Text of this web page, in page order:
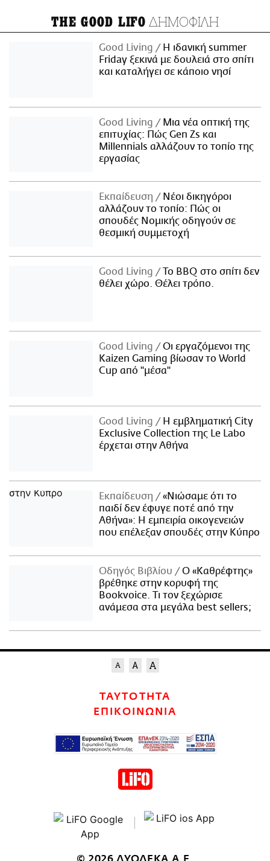
THE GOOD LIFO ΔΗΜΟΦΙΛΗ
Good Living
Η ιδανική summer
Friday ξεκινά με δουλειά στο σπίτι
και καταλήγει σε κάποιο νησί
Good Living
Μια νέα οπτική της
επιτυχίας: Πώς Gen Zs και
Millennials αλλάζουν το τοπίο της
εργασίας
Εκπαίδευση
Νέοι δικηγόροι
αλλάζουν το τοπίο: Πώς οι
σπουδές Νομικής οδηγούν σε
θεσμική συμμετοχή
Good Living
Το BBQ στο σπίτι δεν
θέλει χώρο. Θέλει τρόπο.
Good Living
Οι εργαζόμενοι της
Kaizen Gaming βίωσαν το World
Cup από "μέσα"
Good Living
Η εμβληματική City
Exclusive Collection της Le Labo
έρχεται στην Αθήνα
Εκπαίδευση
«Νιώσαμε ότι το
παιδί δεν έφυγε ποτέ από την
Αθήνα»: Η εμπειρία οικογενειών
που επέλεξαν σπουδές στην Κύπρο
Οδηγός Βιβλίου
Ο «Καθρέφτης»
βρέθηκε στην κορυφή της
Bookvoice. Τι τον ξεχώρισε
ανάμεσα στα μεγάλα best sellers;
ΤΑΥΤΟΤΗΤΑ
ΕΠΙΚΟΙΝΩΝΙΑ